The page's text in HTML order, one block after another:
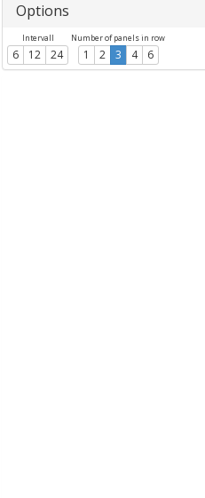
Options
Intervall
6 12 24
Number of panels in row
1 2 3 4 6